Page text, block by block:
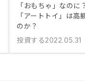
「おもちゃ」なのに
「アートトイ」は高
のか？
投資する2022.05.31